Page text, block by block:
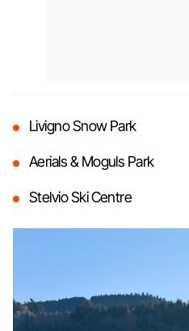
Livigno Snow Park
Aerials & Moguls Park
Stelvio Ski Centre